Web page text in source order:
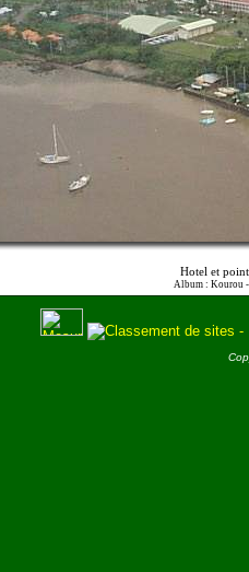
Hotel et
Album : Kourou